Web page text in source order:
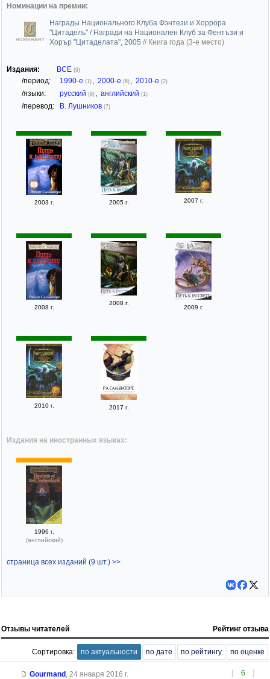
Номинации на премии:
номинант
Награды Национального Клуба Фэнтези и Хоррора
"Цитадель" / Награди на Национален Клуб за Фентъзи и
Хорър "Цитаделата", 2005 // Книга года (3-е место)
Издания: ВСЕ (9)
/период: 1990-е (1) 2000-е (6) 2010-е (2)
/языки: русский (8) английский (1)
/перевод: В. Лушников (7)
2003 г. 2005 г. 2007 г.
2008 г.
2008 г.
2009 г.
2010 г. 2017 г.
Издания на иностранных языках:
1996 г.
(английский)
страница всех изданий (9 шт.) >>
Отзывы читателей Рейтинг отзыва
Сортировка: по актуальности по дате по рейтингу по оценке
[ 6 ]
Gourmand, 24 января 2016 г.